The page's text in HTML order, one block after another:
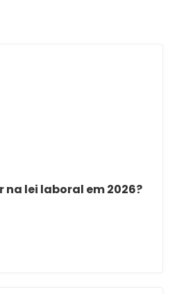
na lei laboral em 2026?